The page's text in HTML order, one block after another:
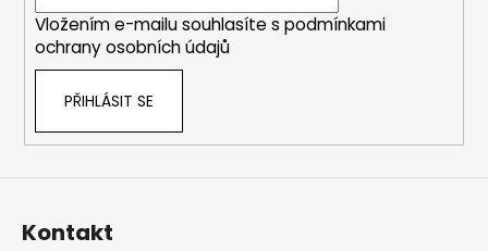
Vložením e-mailu souhlasíte s podmínkami
ochrany osobních údajů
PŘIHLÁSIT SE
Kontakt